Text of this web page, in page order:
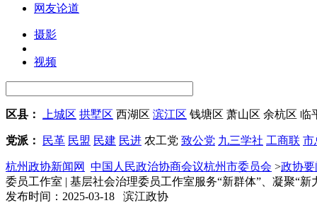
网友论道
摄影
视频
区县： 上城区 拱墅区 西湖区 滨江区 钱塘区 萧山区 余杭区 临
党派： 民革 民盟 民建 民进 农工党 致公党 九三学社 工商联 市
杭州政协新闻网 中国人民政治协商会议杭州市委员会 >政协要
委员工作室 | 基层社会治理委员工作室服务“新群体”、凝聚“新
发布时间：2025-03-18 滨江政协